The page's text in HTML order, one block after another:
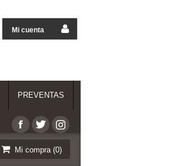
Mi cuenta
PREVENTAS
Mi compra (0)